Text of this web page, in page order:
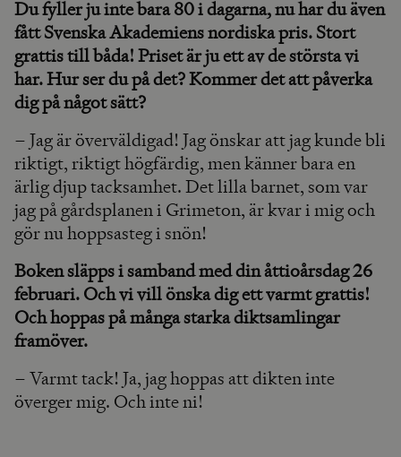
Du fyller ju inte bara 80 i dagarna, nu har du även
fått Svenska Akademiens nordiska pris. Stort
grattis till båda! Priset är ju ett av de största vi
har. Hur ser du på det? Kommer det att påverka
dig på något sätt?
– Jag är överväldigad! Jag önskar att jag kunde bli
riktigt, riktigt högfärdig, men känner bara en
ärlig djup tacksamhet. Det lilla barnet, som var
jag på gårdsplanen i Grimeton, är kvar i mig och
gör nu hoppsasteg i snön!
Boken släpps i samband med din åttioårsdag 26
februari. Och vi vill önska dig ett varmt grattis!
Och hoppas på många starka diktsamlingar
framöver.
– Varmt tack! Ja, jag hoppas att dikten inte
överger mig. Och inte ni!